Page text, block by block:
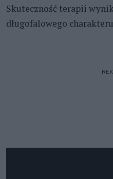
Skuteczność terapii
długofalowego